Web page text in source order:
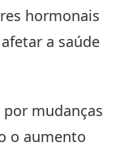
hormonais
a saúde
mudanças
o aumento